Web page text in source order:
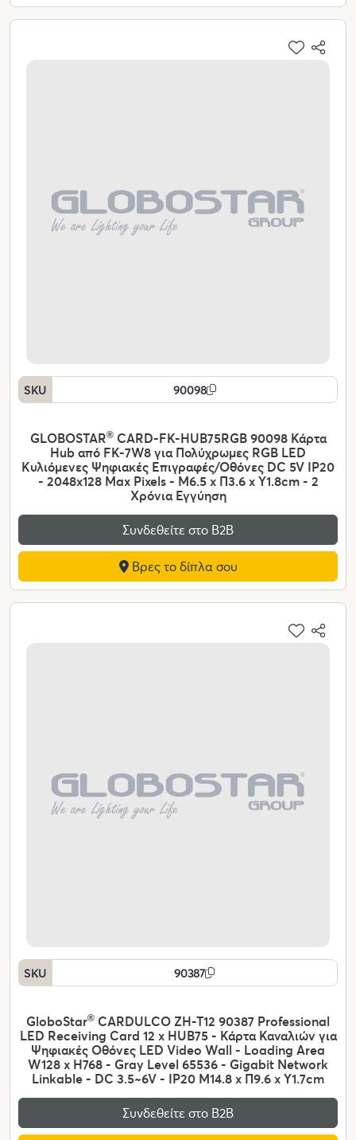
SKU 90098
GLOBOSTAR®CARD-FK-HUB75RGB 90098 Κάρτα
Hub από FK-7W8 για Πολύχρωμες RGB LED
Κυλιόμενες Ψηφιακές Επιγραφές/Οθόνες DC 5V IP20
- 2048x128 Max Pixels - Μ6.5 x Π3.6 x Υ1.8cm - 2
Χρόνια Εγγύηση
Συνδεθείτε στο Β2Β
Βρες το δίπλα σου
SKU 90387
GloboStar® CARDULCO ZH-T12 90387 Professional
LED Receiving Card 12 x HUB75 - Κάρτα Καναλιών για
Ψηφιακές Οθόνες LED Video Wall - Loading Area
W128 x H768 - Gray Level 65536 - Gigabit Network
Linkable - DC 3.5~6V - IP20 Μ14.8 x Π9.6 x Υ1.7cm
Συνδεθείτε στο Β2Β